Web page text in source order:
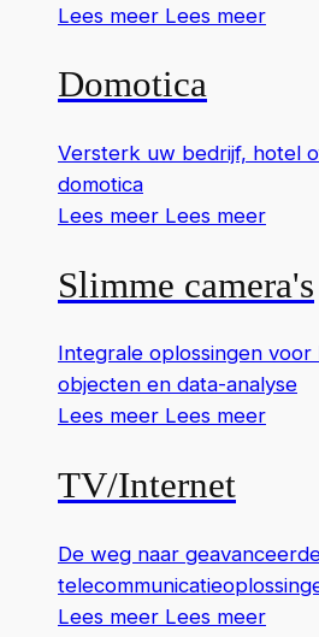
Lees meer Lees meer
Domotica
Versterk uw bedrijf, hotel
domotica
Lees meer Lees meer
Slimme camera's
Integrale oplossingen
objecten en data-analyse
Lees meer Lees meer
TV/Internet
De weg naar
Lees meer Lees meer